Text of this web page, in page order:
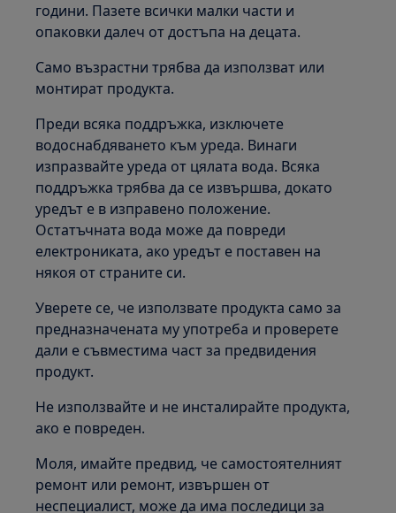
години. Пазете всички малки части и
опаковки далеч от достъпа на децата.
Само възрастни трябва да използват или
монтират продукта.
Преди всяка поддръжка, изключете
водоснабдяването към уреда. Винаги
изпразвайте уреда от цялата вода. Всяка
поддръжка трябва да се извършва, докато
уредът е в изправено положение.
Остатъчната вода може да повреди
електрониката, ако уредът е поставен на
някоя от страните си.
Уверете се, че използвате продукта само за
предназначената му употреба и проверете
дали е съвместима част за предвидения
продукт.
Не използвайте и не инсталирайте продукта,
ако е повреден.
Моля, имайте предвид, че самостоятелният
ремонт или ремонт, извършен от
неспециалист, може да има последици за